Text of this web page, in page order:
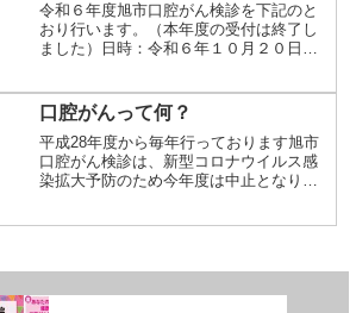
令和６年度旭市口腔がん検診を下記のと
おり行います。（本年度の受付は終了し
ました）日時：令和６年１０月２０日
象：４０歳以上の旭市民（令和６年４月
１日現在）定員：７０人（応...
口腔がんって何？
平成28年度から毎年行っております旭市
口腔がん検診は、新型コロナウイルス感
染拡大予防のため今年度は中止となりま